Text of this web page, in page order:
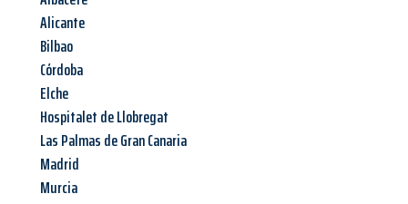
Alicante
Bilbao
Córdoba
Elche
Hospitalet de Llobregat
Las Palmas de Gran Canaria
Madrid
Murcia